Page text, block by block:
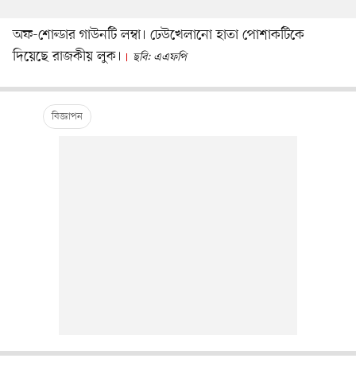
অফ-শোল্ডার গাউনটি লম্বা। ঢেউখেলানো হাতা পোশাকটিকে
দিয়েছে রাজকীয় লুক।
ছবি: এএফপি